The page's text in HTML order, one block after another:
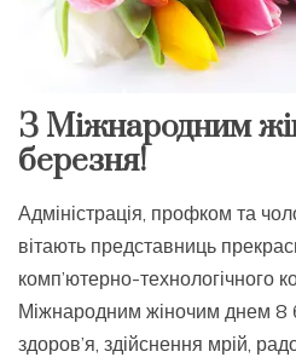
З Міжнародним
березня!
Адміністрація, профком та
вітають представниць
комп’ютерно-технологічного
Міжнародним жіночим днем 8
здоров’я, здійснення мрій,